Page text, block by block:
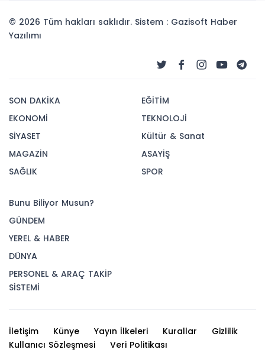
© 2026 Tüm hakları saklıdır. Sistem : Gazisoft Haber
Yazılımı
SON DAKİKA
EKONOMİ
SİYASET
MAGAZİN
SAĞLIK
EĞİTİM
TEKNOLOJİ
Kültür & Sanat
ASAYİŞ
SPOR
Bunu Biliyor Musun?
GÜNDEM
YEREL & HABER
DÜNYA
PERSONEL & ARAÇ TAKİP
SİSTEMİ
İletişim Künye Yayın İlkeleri Kurallar
Gizlilik
Kullanıcı Sözleşmesi
Veri Politikası